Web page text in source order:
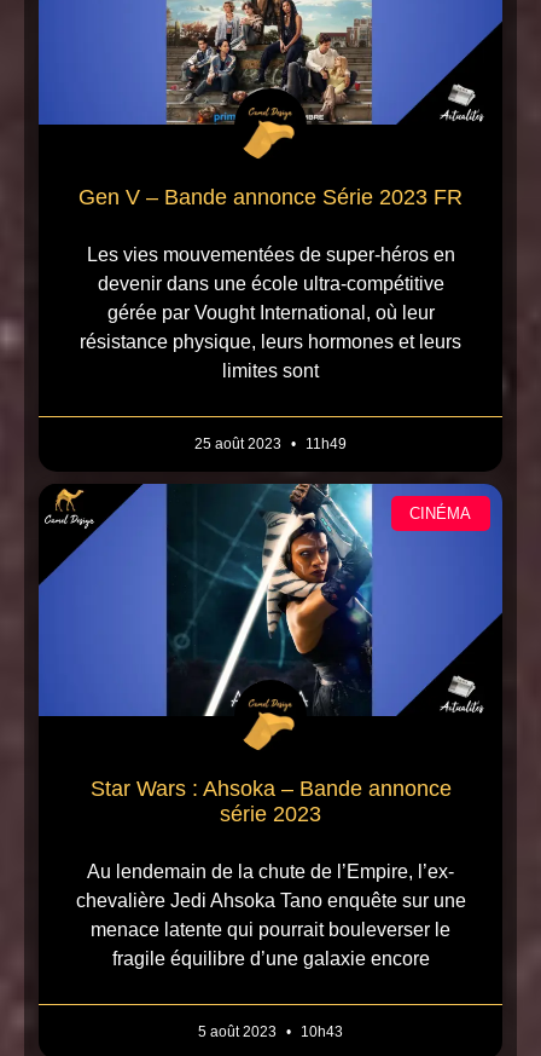
Gen V – Bande annonce Série 2023 FR
Les vies mouvementées de super-héros en
devenir dans une école ultra-compétitive
gérée par Vought International, où leur
résistance physique, leurs hormones et leurs
limites sont
25 août 2023 11h49
CINÉMA
Star Wars : Ahsoka – Bande annonce
série 2023
Au lendemain de la chute de l’Empire, l’ex-
chevalière Jedi Ahsoka Tano enquête sur une
menace latente qui pourrait bouleverser le
fragile équilibre d’une galaxie encore
5 août 2023 10h43